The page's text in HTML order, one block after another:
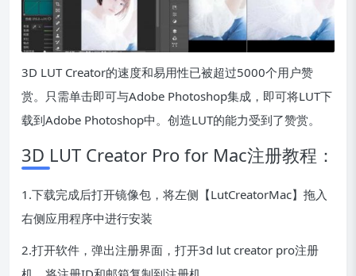
3D LUT Creator的速度和易用性已被超过5000个用户赞
赏。只需单击即可与Adobe Photoshop集成，即可将LUT下
载到Adobe Photoshop中。创造LUT的能力受到了赞赏。
3D LUT Creator Pro for Mac注册教程：
1.下载完成后打开镜像包，将左侧【LutCreatorMac】拖入
右侧应用程序中进行安装
2.打开软件，弹出注册界面，打开3d lut creator pro注册